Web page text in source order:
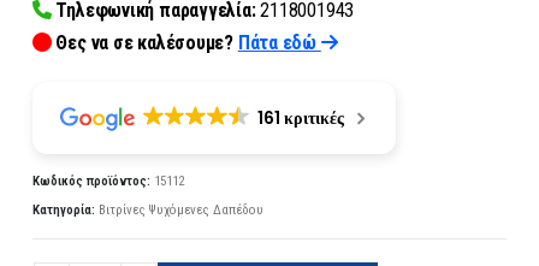
Τηλεφωνική παραγγελία:2118001943
Θες να σε καλέσουμε? Πάτα εδώ
161 κριτικές
Κωδικός προϊόντος: 15112
Κατηγορία: Βιτρίνες Ψυχόμενες Δαπέδου